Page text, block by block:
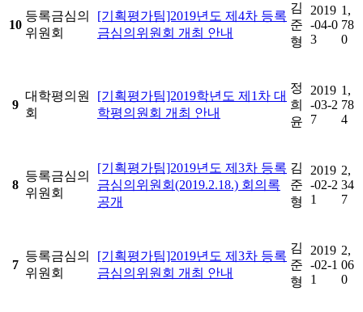
10
등록금심의
위원회
[기획평가팀]2019년도 제4차 등록
금심의위원회 개최 안내
김
준
형
2019
-04-0
3
1,
78
0
9
대학평의원
회
[기획평가팀]2019학년도 제1차 대
학평의원회 개최 안내
정
희
윤
2019
-03-2
7
1,
78
4
8
등록금심의
위원회
[기획평가팀]2019년도 제3차 등록
금심의위원회(2019.2.18.) 회의록
공개
김
준
형
2019
-02-2
1
2,
34
7
7
등록금심의
위원회
[기획평가팀]2019년도 제3차 등록
금심의위원회 개최 안내
김
준
형
2019
-02-1
1
2,
06
0